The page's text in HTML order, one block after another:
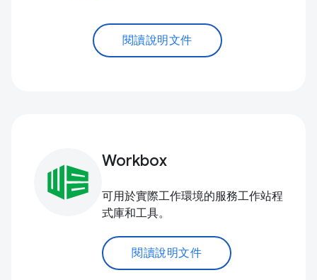
閱讀說明文件
Workbox
可用於實際工作環境的服務工作站程
式庫和工具。
閱讀說明文件